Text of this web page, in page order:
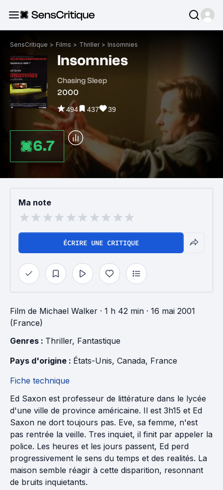
SensCritique > Films > Thriller > Insomnies
Insomnies
Chasing Sleep
2000
494 437 39
6.7
Ma note
ÉCRIRE UNE CRITIQUE
Film de Michael Walker · 1 h 42 min · 16 mai 2001
(France)
Genres : Thriller, Fantastique
Pays d'origine : États-Unis, Canada, France
Fiche technique
Ed Saxon est professeur de littérature dans le lycée
d'une ville de province américaine. Il est 3h15 et Ed
Saxon ne dort toujours pas. Eve, sa femme, n'est
pas rentrée la veille. Tres inquiet, il finit par appeler la
police. Les heures et les jours passent, Ed perd
progressivement le sens du temps et des realités. La
maison semble réagir à cette disparition, resonnant
de bruits inquietants.